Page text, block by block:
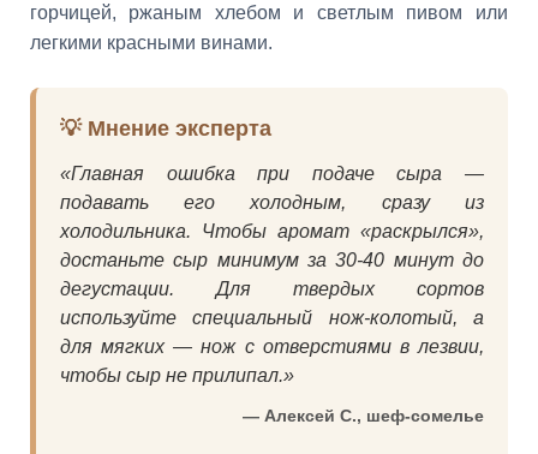
горчицей, ржаным хлебом и светлым пивом или
легкими красными винами.
💡 Мнение эксперта
«Главная ошибка при подаче сыра —
подавать его холодным, сразу из
холодильника. Чтобы аромат «раскрылся»,
достаньте сыр минимум за 30-40 минут до
дегустации. Для твердых сортов
используйте специальный нож-колотый, а
для мягких — нож с отверстиями в лезвии,
чтобы сыр не прилипал.»
— Алексей С., шеф-сомелье